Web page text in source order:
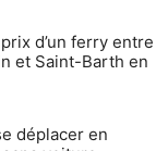
d’un ferry entre
et Saint-Barth en
déplacer en